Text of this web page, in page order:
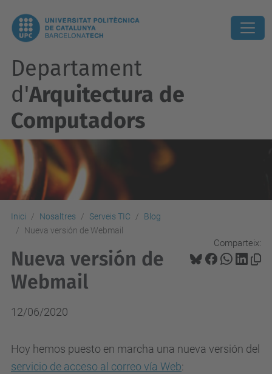
Departament
d'Arquitectura de
Computadors
Inici Nosaltres Serveis TIC
Blog
Nueva versión de Webmail
Comparteix:
Nueva versión de
Webmail
12/06/2020
Hoy hemos puesto en marcha una nueva versión del
servicio de acceso al correo vía Web: